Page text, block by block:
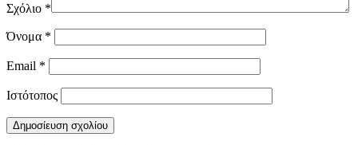
Σχόλιο *
Όνομα *
Email *
Ιστότοπος